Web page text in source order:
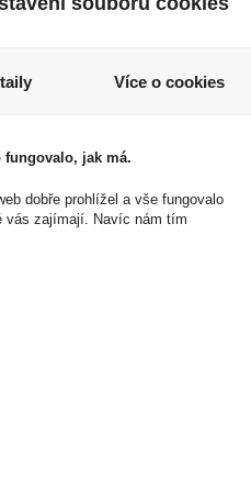
Cena za:1 ks
Skladem:do 5 ks
Více o cookies
fungovalo, jak má.
dobře prohlížel a vše fungovalo
vás zajímají. Navíc nám tím